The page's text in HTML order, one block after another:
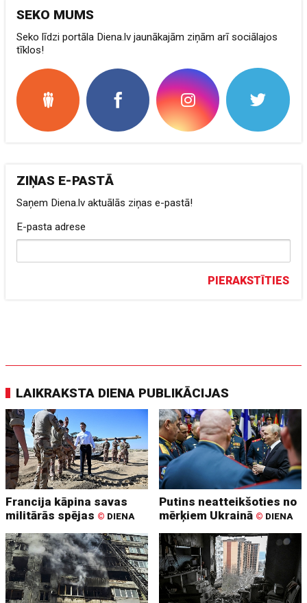
SEKO MUMS
Seko līdzi portāla Diena.lv jaunākajām ziņām arī sociālajos
tīklos!
ZIŅAS E-PASTĀ
Saņem Diena.lv aktuālās ziņas e-pastā!
E-pasta adrese
PIERAKSTĪTIES
LAIKRAKSTA DIENA PUBLIKĀCIJAS
Francija kāpina savas
militārās spējas © DIENA
Putins neatteikšoties no
mērķiem Ukrainā © DIENA